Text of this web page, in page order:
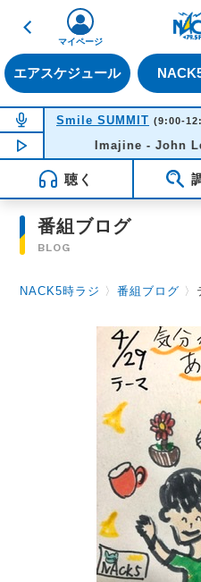
戻る
エアスケジュール
マイページ
NOW ON AIR
Smile SUMMIT (9:00-
NOW PLAYING10:52
Imajine - John
聴く
番組ブログ
BLOG
NACK5時ラジ 〉番組ブログ 〉